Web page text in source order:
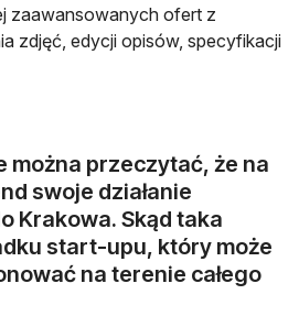
zaawansowanych ofert z
zdjęć, edycji opisów, specyfikacji
można przeczytać, że na
swoje działanie
Krakowa. Skąd taka
start-upu, który może
na terenie całego